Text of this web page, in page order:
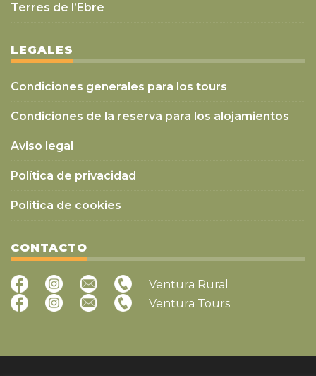
Terres de l’Ebre
LEGALES
Condiciones generales para los tours
Condiciones de la reserva para los alojamientos
Aviso legal
Política de privacidad
Política de cookies
CONTACTO
Ventura Rural
Ventura Tours